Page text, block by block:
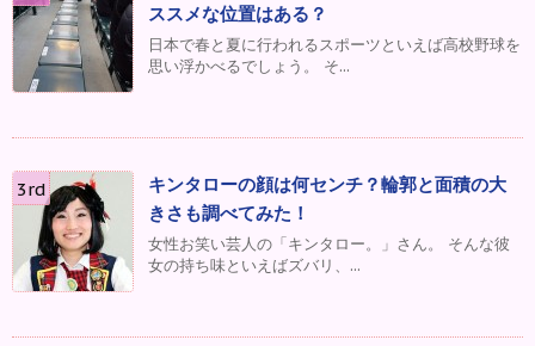
ススメな位置はある？
日本で春と夏に行われるスポーツといえば高校野球を
思い浮かべるでしょう。 そ...
キンタローの顔は何センチ？輪郭と面積の大
きさも調べてみた！
女性お笑い芸人の「キンタロー。」さん。 そんな彼
女の持ち味といえばズバリ、...